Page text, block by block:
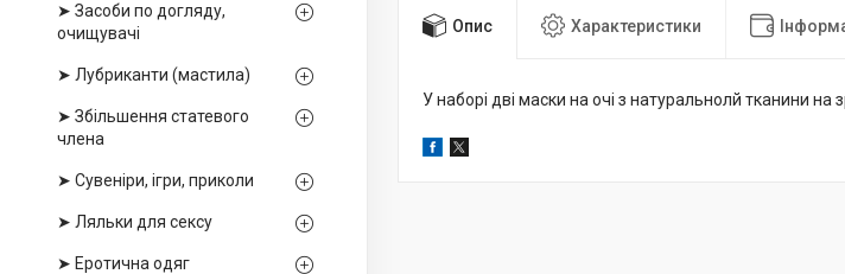
➤ Засоби по догляду,
очищувачі
➤ Лубриканти (мастила)
➤ Збільшення статевого
члена
➤ Сувеніри, ігри, приколи
➤ Ляльки для сексу
➤ Еротична одяг
Опис Характеристики
У наборі дві маски на очі з натуральнолй тканини на